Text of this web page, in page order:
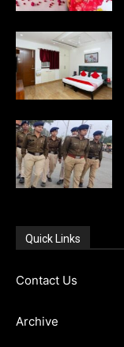
Quick Links
Contact Us
Archive